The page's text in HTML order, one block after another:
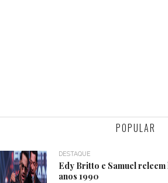
POPULAR
DESTAQUE
Edy Britto e Samuel
anos 1990